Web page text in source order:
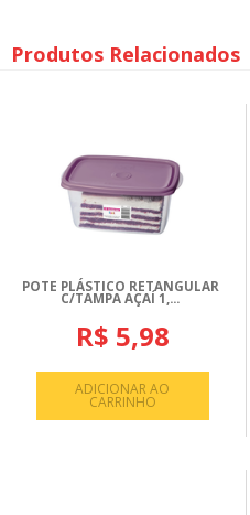
Produtos Relacionados
POTE PLÁSTICO RETANGULAR
C/TAMPA AÇAÍ 1,...
R$ 5,98
ADICIONAR AO
CARRINHO